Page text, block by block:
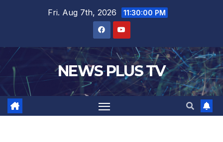
Fri. Aug 7th, 2026 11:30:01 PM
NEWS PLUS TV